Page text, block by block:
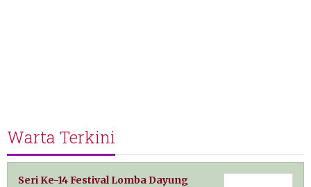
Warta Terkini
Seri Ke-14 Festival Lomba Dayung